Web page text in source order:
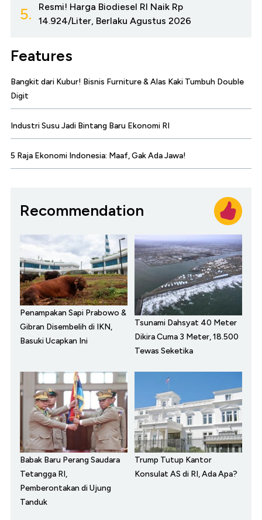
5.
Resmi! Harga Biodiesel RI Naik Rp
14.924/Liter, Berlaku Agustus 2026
Features
Bangkit dari Kubur! Bisnis Furniture & Alas Kaki Tumbuh Double
Digit
Industri Susu Jadi Bintang Baru Ekonomi RI
5 Raja Ekonomi Indonesia: Maaf, Gak Ada Jawa!
Recommendation
Penampakan Sapi Prabowo &
Gibran Disembelih di IKN,
Basuki Ucapkan Ini
Tsunami Dahsyat 40 Meter
Dikira Cuma 3 Meter, 18.500
Tewas Seketika
Babak Baru Perang Saudara
Tetangga RI,
Pemberontakan di Ujung
Tanduk
Trump Tutup Kantor
Konsulat AS di RI, Ada Apa?